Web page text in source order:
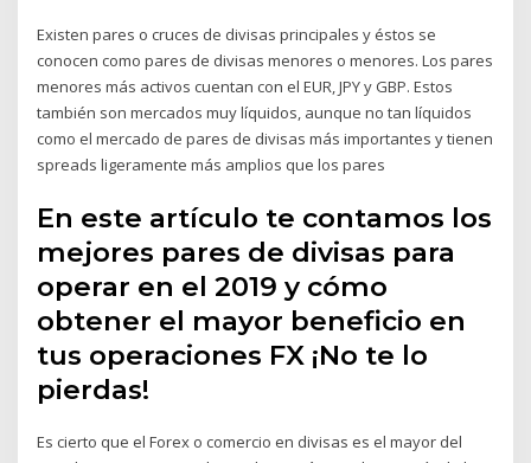
Existen pares o cruces de divisas principales y éstos se
conocen como pares de divisas menores o menores. Los pares
menores más activos cuentan con el EUR, JPY y GBP. Estos
también son mercados muy líquidos, aunque no tan líquidos
como el mercado de pares de divisas más importantes y tienen
spreads ligeramente más amplios que los pares
En este artículo te contamos los
mejores pares de divisas para
operar en el 2019 y cómo
obtener el mayor beneficio en
tus operaciones FX ¡No te lo
pierdas!
Es cierto que el Forex o comercio en divisas es el mayor del